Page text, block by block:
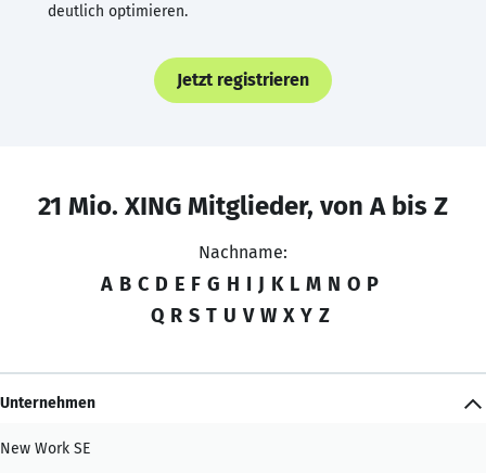
deutlich optimieren.
Jetzt registrieren
21 Mio. XING Mitglieder, von A bis Z
Nachname:
A B C D E F G H I J K L M N O P
Q R S T U V W X Y Z
Unternehmen
New Work SE